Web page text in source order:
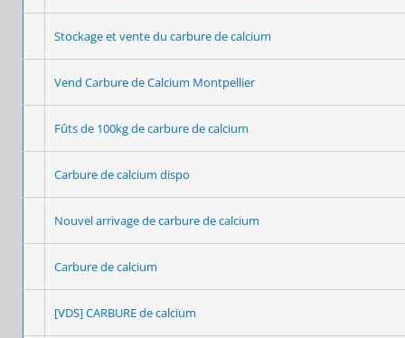
Stockage et vente du carbure de calcium
Vend Carbure de Calcium Montpellier
Fûts de 100kg de carbure de calcium
Carbure de calcium dispo
Nouvel arrivage de carbure de calcium
Carbure de calcium
[VDS] CARBURE de calcium